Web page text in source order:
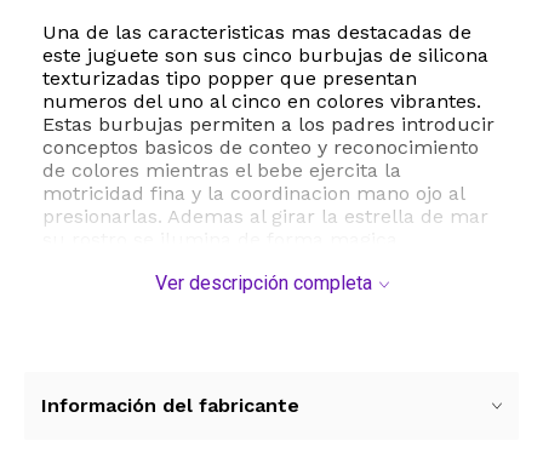
Una de las caracteristicas mas destacadas de
este juguete son sus cinco burbujas de silicona
texturizadas tipo popper que presentan
numeros del uno al cinco en colores vibrantes.
Estas burbujas permiten a los padres introducir
conceptos basicos de conteo y reconocimiento
de colores mientras el bebe ejercita la
motricidad fina y la coordinacion mano ojo al
presionarlas. Ademas al girar la estrella de mar
causa y efecto.
evitando caidas constantes y permitiendo que el
Ver descripción completa
Información del fabricante